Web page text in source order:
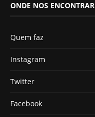
ONDE NOS ENCONTRAR
Quem faz
Instagram
Twitter
Facebook